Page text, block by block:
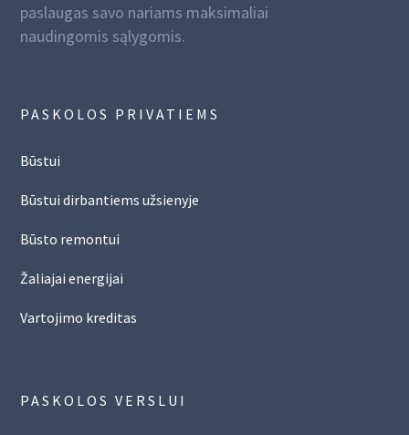
paslaugas savo nariams maksimaliai
naudingomis sąlygomis.
PASKOLOS PRIVATIEMS
Būstui
Būstui dirbantiems užsienyje
Būsto remontui
Žaliajai energijai
Vartojimo kreditas
PASKOLOS VERSLUI